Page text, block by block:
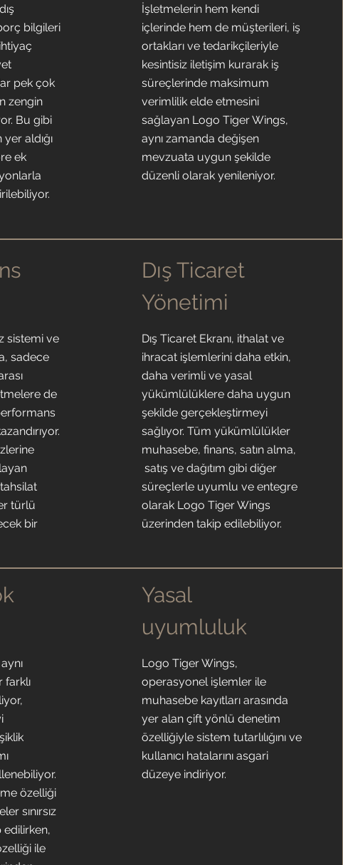
bilgileri
pek çok
zengin
Bu gibi
aldığı
ek
İşletmelerin hem kendi
içlerinde hem de müşterileri, iş
ortakları ve tedarikçileriyle
kesintisiz iletişim kurarak iş
süreçlerinde maksimum
verimlilik elde etmesini
sağlayan Logo Tiger Wings,
aynı zamanda değişen
mevzuata uygun şekilde
düzenli olarak yenileniyor.
sistemi ve
sadece
de
türlü
bir
Dış Ticaret
Yönetimi
Dış Ticaret Ekranı, ithalat ve
ihracat işlemlerini daha etkin,
daha verimli ve yasal
yükümlülüklere daha uygun
şekilde gerçekleştirmeyi
sağlıyor. Tüm yükümlülükler
muhasebe, finans, satın alma,
satış ve dağıtım gibi diğer
süreçlerle uyumlu ve entegre
olarak Logo Tiger Wings
üzerinden takip edilebiliyor.
özelliği
sınırsız
edilirken,
ile
Yasal
uyumluluk
Logo Tiger Wings,
operasyonel işlemler ile
muhasebe kayıtları arasında
yer alan çift yönlü denetim
özelliğiyle sistem tutarlılığını ve
kullanıcı hatalarını asgari
düzeye indiriyor.